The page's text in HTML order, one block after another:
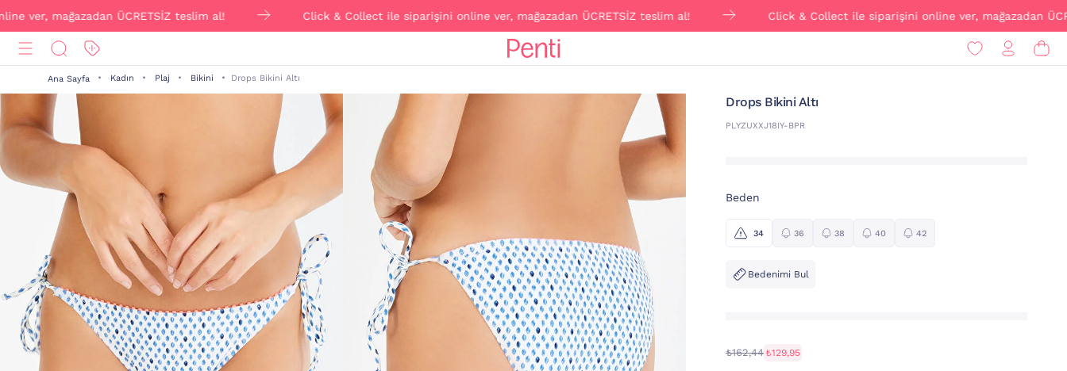
ÜCRETSİZ teslim al! Click & Collect ile siparişini online ver, mağazadan ÜCRETSİZ teslim al! Click & Collect ile siparişini online ver, mağazadan ÜCRETSİZ
Ana Sayfa Kadın Plaj Bikini Drops Bikini Altı
Drops Bikini Altı
PLYZUXXJ18IY-BPR
Beden
34 36 38 40 42
Bedenimi Bul
₺162,44 ₺129,95